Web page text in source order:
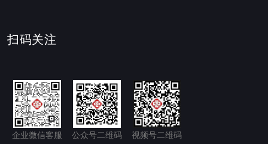
扫码关注
企业微信客服 公众号二维码 视频号二维码